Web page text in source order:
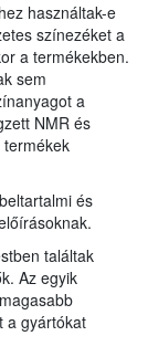
használtak-e
színezéket a
a termékekben.
sem
a
NMR és
és
találtak
Az egyik
a gyártókat